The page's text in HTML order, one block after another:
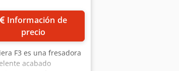
precio
F3 es una fresadora
acabado